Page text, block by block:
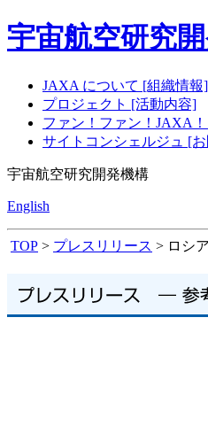
宇宙航空研究
JAXA について [組織情報]
プロジェクト [活動内容]
ファン！ファン！JAXA
サイトコンシェルジュ [
宇宙航空研究開発機構
English
TOP > プレスリリース > ロシ